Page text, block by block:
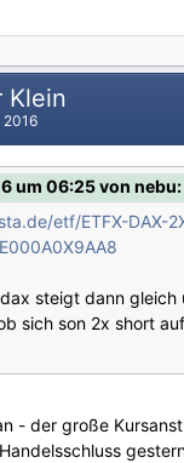
Klein
2016
um 06:25 von nebu:
etf/ETFX-DAX-
steigt dann gleich
sich son 2x short
- der große